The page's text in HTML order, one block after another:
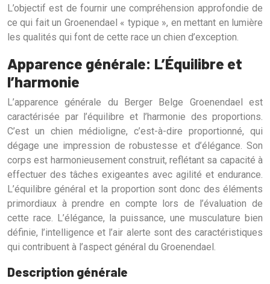
L’objectif est de fournir une compréhension approfondie de
ce qui fait un Groenendael « typique », en mettant en lumière
les qualités qui font de cette race un chien d’exception.
Apparence générale: L’Équilibre et
l’harmonie
L’apparence générale du Berger Belge Groenendael est
caractérisée par l’équilibre et l’harmonie des proportions.
C’est un chien médioligne, c’est-à-dire proportionné, qui
dégage une impression de robustesse et d’élégance. Son
corps est harmonieusement construit, reflétant sa capacité à
effectuer des tâches exigeantes avec agilité et endurance.
L’équilibre général et la proportion sont donc des éléments
primordiaux à prendre en compte lors de l’évaluation de
cette race. L’élégance, la puissance, une musculature bien
définie, l’intelligence et l’air alerte sont des caractéristiques
qui contribuent à l’aspect général du Groenendael.
Description générale